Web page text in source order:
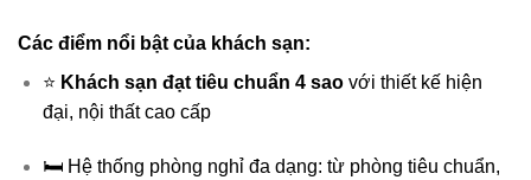
Các điểm nổi bật của khách sạn:
⭐ Khách sạn đạt tiêu chuẩn 4 saovới thiết kế hiện
đại, nội thất cao cấp
🛏️ Hệ thống phòng nghỉ đa dạng: từ phòng tiêu chuẩn,